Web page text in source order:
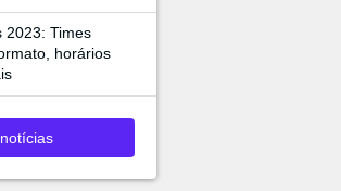
2023: Times
horários